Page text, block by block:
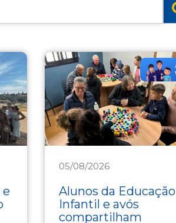
Assistência
05/08/2026
Alunos da Educação
Infantil e avós
compartilham